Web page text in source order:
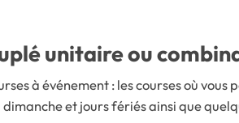
unitaire ou
à événement : les courses où vous
et jours fériés ainsi que